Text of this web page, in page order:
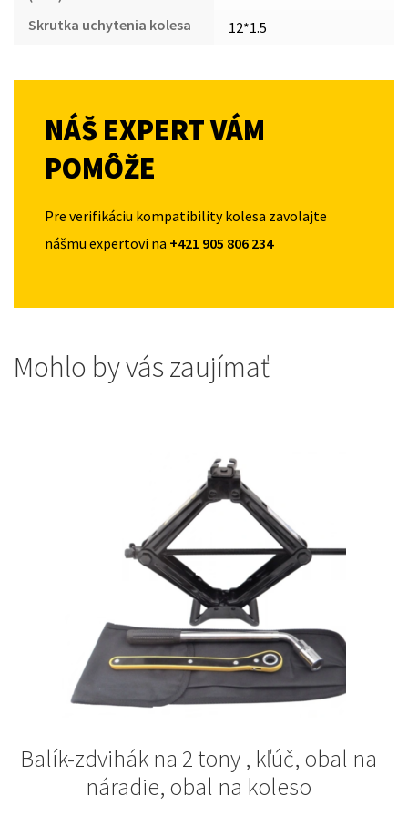
Skrutka uchytenia kolesa
12*1.5
NÁŠ EXPERT VÁM
POMÔŽE
Pre verifikáciu kompatibility kolesa zavolajte
nášmu expertovi na +421 905 806 234
Mohlo by vás zaujímať
Balík-zdvihák na 2 tony , kľúč, obal na
náradie, obal na koleso